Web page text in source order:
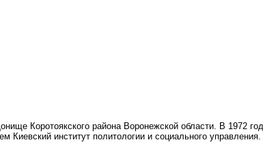
Коротоякского района Воронежской области. В 1972
Киевский институт политологии и социального управления.